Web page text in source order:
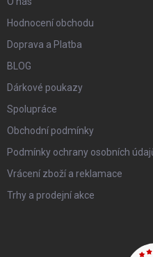
Hodnocení obchodu
Doprava a Platba
BLOG
Dárkové poukazy
Spolupráce
Obchodní podmínky
Podmínky ochrany osobních
Vrácení zboží a reklamace
Trhy a prodejní akce